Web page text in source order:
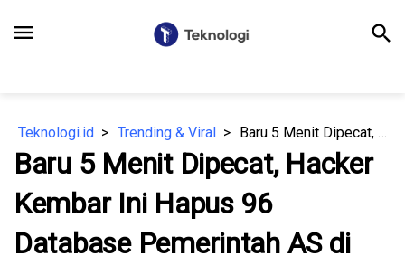
menu search
Teknologi.id Trending & Viral Baru 5 Menit Dipecat, Hacker Kembar Ini Hapus 96 Database Pemerintah AS di Opexus
Baru 5 Menit Dipecat, Hacker
Kembar Ini Hapus 96
Database Pemerintah AS di